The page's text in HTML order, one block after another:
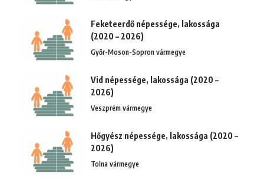
Feketeerdő népessége, lakossága
(2020 – 2026)
Győr-Moson-Sopron vármegye
Vid népessége, lakossága (2020 –
2026)
Veszprém vármegye
Hőgyész népessége, lakossága (2020 –
2026)
Tolna vármegye